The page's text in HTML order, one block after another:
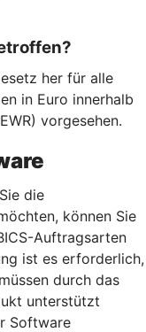
her für alle
in Euro innerhalb
vorgesehen.
die
können Sie
Auftragsarten
ist es erforderlich,
durch das
unterstützt
Software